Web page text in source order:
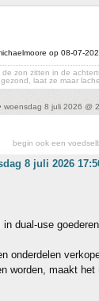
op 08-07-
zon zitten in de
laat ze maar
woensdag 8 juli 2026 @
begin ook een
8 juli 2026
in dual-use
onderdelen
worden, maakt